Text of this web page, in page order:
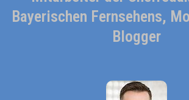
Bayerischen Fernsehens,
Blogger